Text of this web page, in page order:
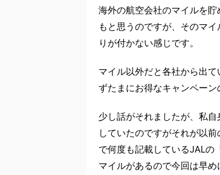
海外の航空会社のマイルを
もと思うのですが、そのマ
りが付かない感じです。
マイル以外だと各社から出
ずたまにお得なキャンペーン
少し話がそれましたが、私
していたのですがそれが以
で何度も記載しているJALの
マイルがあるので今回は早